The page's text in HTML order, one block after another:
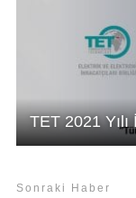
TET 2021
Sonraki Haber